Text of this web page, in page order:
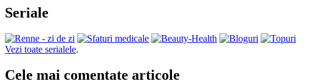
Seriale
Vezi toate serialele.
Cele mai comentate articole